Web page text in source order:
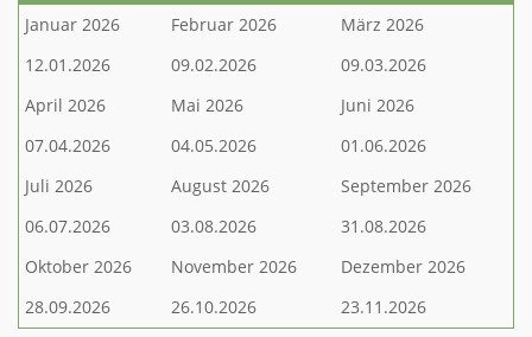
Januar 2026 Februar 2026
März 2026
12.01.2026
09.02.2026
09.03.2026
April 2026
Mai 2026
Juni 2026
07.04.2026
04.05.2026
01.06.2026
Juli 2026
August 2026
September 2026
06.07.2026
03.08.2026
31.08.2026
Oktober 2026
November 2026
Dezember 2026
28.09.2026
26.10.2026 23.11.2026